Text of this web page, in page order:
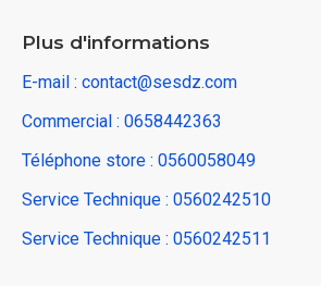
Plus d'informations
E-mail : contact@sesdz.com
Commercial : 0658442363
Téléphone store : 0560058049
Service Technique : 0560242510
Service Technique : 0560242511